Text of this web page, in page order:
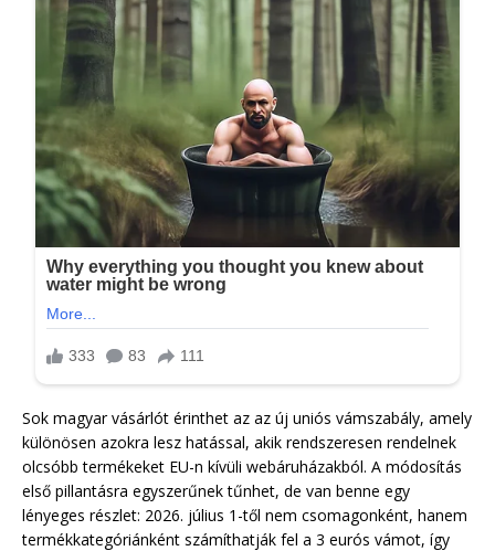
Sok magyar vásárlót érinthet az az új uniós vámszabály, amely
különösen azokra lesz hatással, akik rendszeresen rendelnek
olcsóbb termékeket EU-n kívüli webáruházakból. A módosítás
első pillantásra egyszerűnek tűnhet, de van benne egy
lényeges részlet: 2026. július 1-től nem csomagonként, hanem
termékkategóriánként számíthatják fel a 3 eurós vámot, így